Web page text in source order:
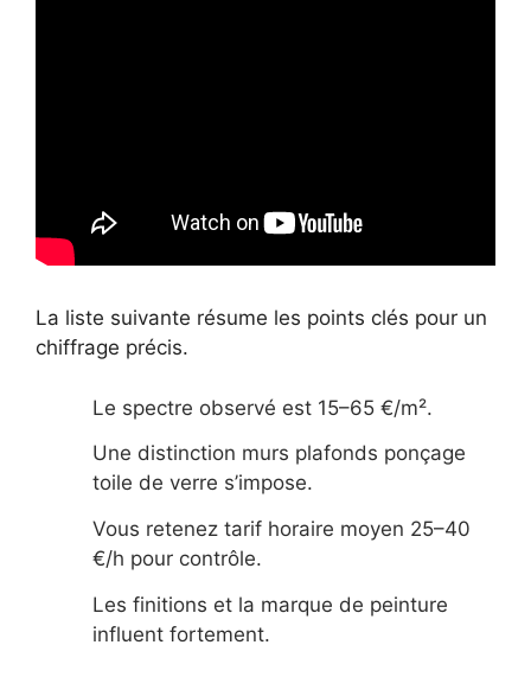
La liste suivante résume les points clés pour un
chiffrage précis.
Le spectre observé est 15–65 €/m².
Une distinction murs plafonds ponçage
toile de verre s’impose.
Vous retenez tarif horaire moyen 25–40
€/h pour contrôle.
Les finitions et la marque de peinture
influent fortement.